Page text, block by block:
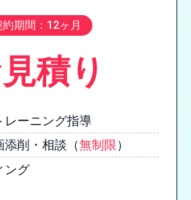
約期間：12ヶ月
積り
レーニング指導
添削・相談（無制限 ）
ング